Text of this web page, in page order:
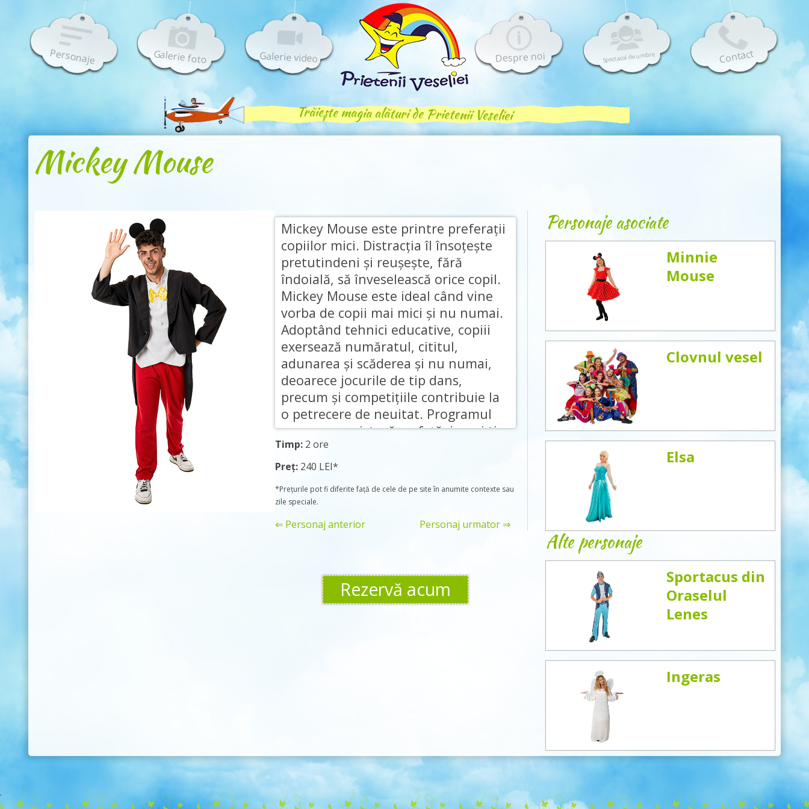
Personaje Galerie foto Galerie video Despre noi Spectacol de umbre Contact
Trăiește magia alături de Prietenii Veseliei
Mickey Mouse
Mickey Mouse este printre preferaţii
copiilor mici. Distracţia îl însoţeşte
pretutindeni şi reuşeşte, fără
îndoială, să înveselească orice copil.
Mickey Mouse este ideal când vine
vorba de copii mai mici şi nu numai.
Adoptând tehnici educative, copiii
exersează număratul, cititul,
adunarea şi scăderea şi nu numai,
deoarece jocurile de tip dans,
precum şi competiţiile contribuie la
o petrecere de neuitat. Programul
presupune pictură pe faţă, jocuri tip
dans,muzică tematică, baloane
modelate.
Timp: 2 ore
Preț: 240 LEI*
*Prețurile pot fi diferite față de cele de pe site în anumite contexte sau
zile speciale.
Rezervă acum
⇐ Personaj anterior Personaj urmator ⇒
Personaje asociate
Minnie
Mouse
Clovnul vesel
Elsa
Alte personaje
Sportacus din
Oraselul
Lenes
Ingeras